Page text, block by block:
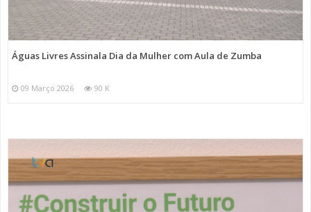
Águas Livres Assinala Dia da Mulher com Aula de Zumba
09 Março 2026 90 K